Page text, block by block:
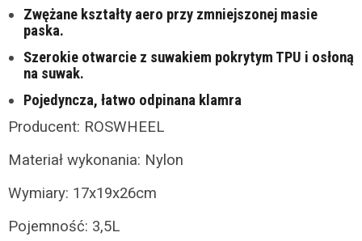
Zwężane kształty aero przy zmniejszonej masie
paska.
Szerokie otwarcie z suwakiem pokrytym TPU i osłoną
na suwak.
Pojedyncza, łatwo odpinana klamra
Producent: ROSWHEEL
Materiał wykonania: Nylon
Wymiary: 17x19x26cm
Pojemność: 3,5L